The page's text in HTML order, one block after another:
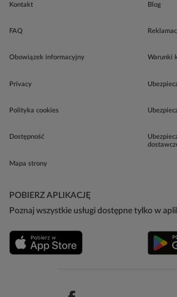
Kontakt
FAQ
Obowiązek informacyjny
Privacy
Polityka cookies
Dostępność
Mapa strony
Blog
Warunki
POBIERZ APLIKACJĘ
Poznaj wszystkie usługi dostępne tylko w